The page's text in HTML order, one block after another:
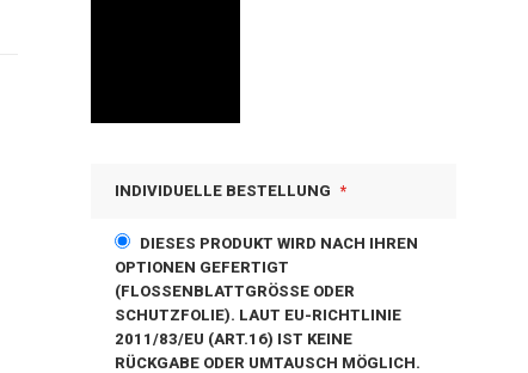
INDIVIDUELLE BESTELLUNG
DIESES PRODUKT WIRD NACH IHREN
OPTIONEN GEFERTIGT
(FLOSSENBLATTGRÖSSE ODER S
CHUTZFOLIE). LAUT EU-RICHTLINIE 2
011/83/EU (ART.16) IST KEINE R
ÜCKGABE ODER UMTAUSCH MÖGLICH.